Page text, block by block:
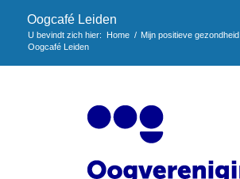
Oogcafé Leiden
U bevindt zich hier: Home / Mijn positieve gezondheid
Oogcafé Leiden